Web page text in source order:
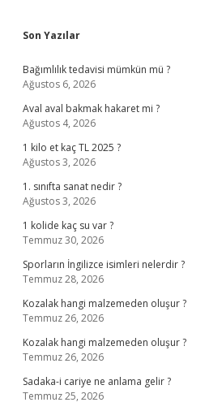
Sidebar
Son Yazılar
Bağımlılık tedavisi mümkün mü ?
Ağustos 6, 2026
Aval aval bakmak hakaret mi ?
Ağustos 4, 2026
1 kilo et kaç TL 2025 ?
Ağustos 3, 2026
1. sınıfta sanat nedir ?
Ağustos 3, 2026
1 kolide kaç su var ?
Temmuz 30, 2026
Sporların İngilizce isimleri nelerdir ?
Temmuz 28, 2026
Kozalak hangi malzemeden oluşur ?
Temmuz 26, 2026
Kozalak hangi malzemeden oluşur ?
Temmuz 26, 2026
Sadaka-i cariye ne anlama gelir ?
Temmuz 25, 2026